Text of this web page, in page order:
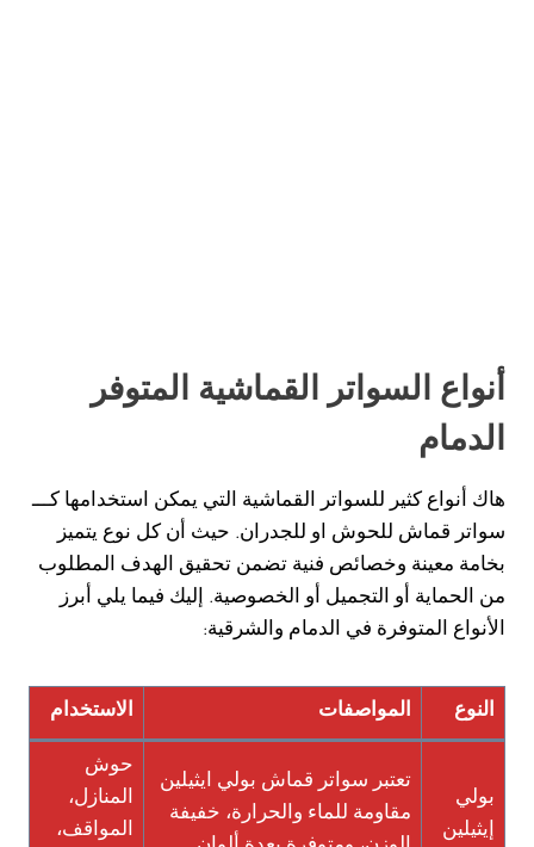
أنواع السواتر القماشية المتوفر
الدمام
هاك أنواع كثير للسواتر القماشية التي يمكن استخدامها كـــ
سواتر قماش للحوش او للجدران. حيث أن كل نوع يتميز
بخامة معينة وخصائص فنية تضمن تحقيق الهدف المطلوب
من الحماية أو التجميل أو الخصوصية. إليك فيما يلي أبرز
الأنواع المتوفرة في الدمام والشرقية:
النوع المواصفات الاستخدام
بولي
إيثيلين
تعتبر سواتر قماش بولي ايثيلين
مقاومة للماء والحرارة، خفيفة
حوش
المنازل،
المواقف،